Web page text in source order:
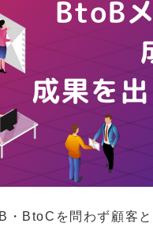
・BtoCを問わず顧客